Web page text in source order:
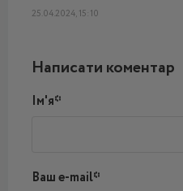
25.04.2024, 15:10
Написати коментар
Ім'я*
Ваш e-mail*